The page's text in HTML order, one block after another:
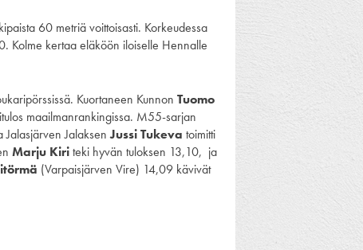
60 metriä voittoisasti. Korkeudessa
Kolme kertaa eläköön iloiselle Hennalle
Kuortaneen Kunnon Tuomo
maailmanrankingissa. M55-sarjan
Jalasjärven JalaksenJussi Tukeva toimitti
Marju Kiriteki hyvän tuloksen 13,10, ja
(Varpaisjärven Vire) 14,09 kävivät